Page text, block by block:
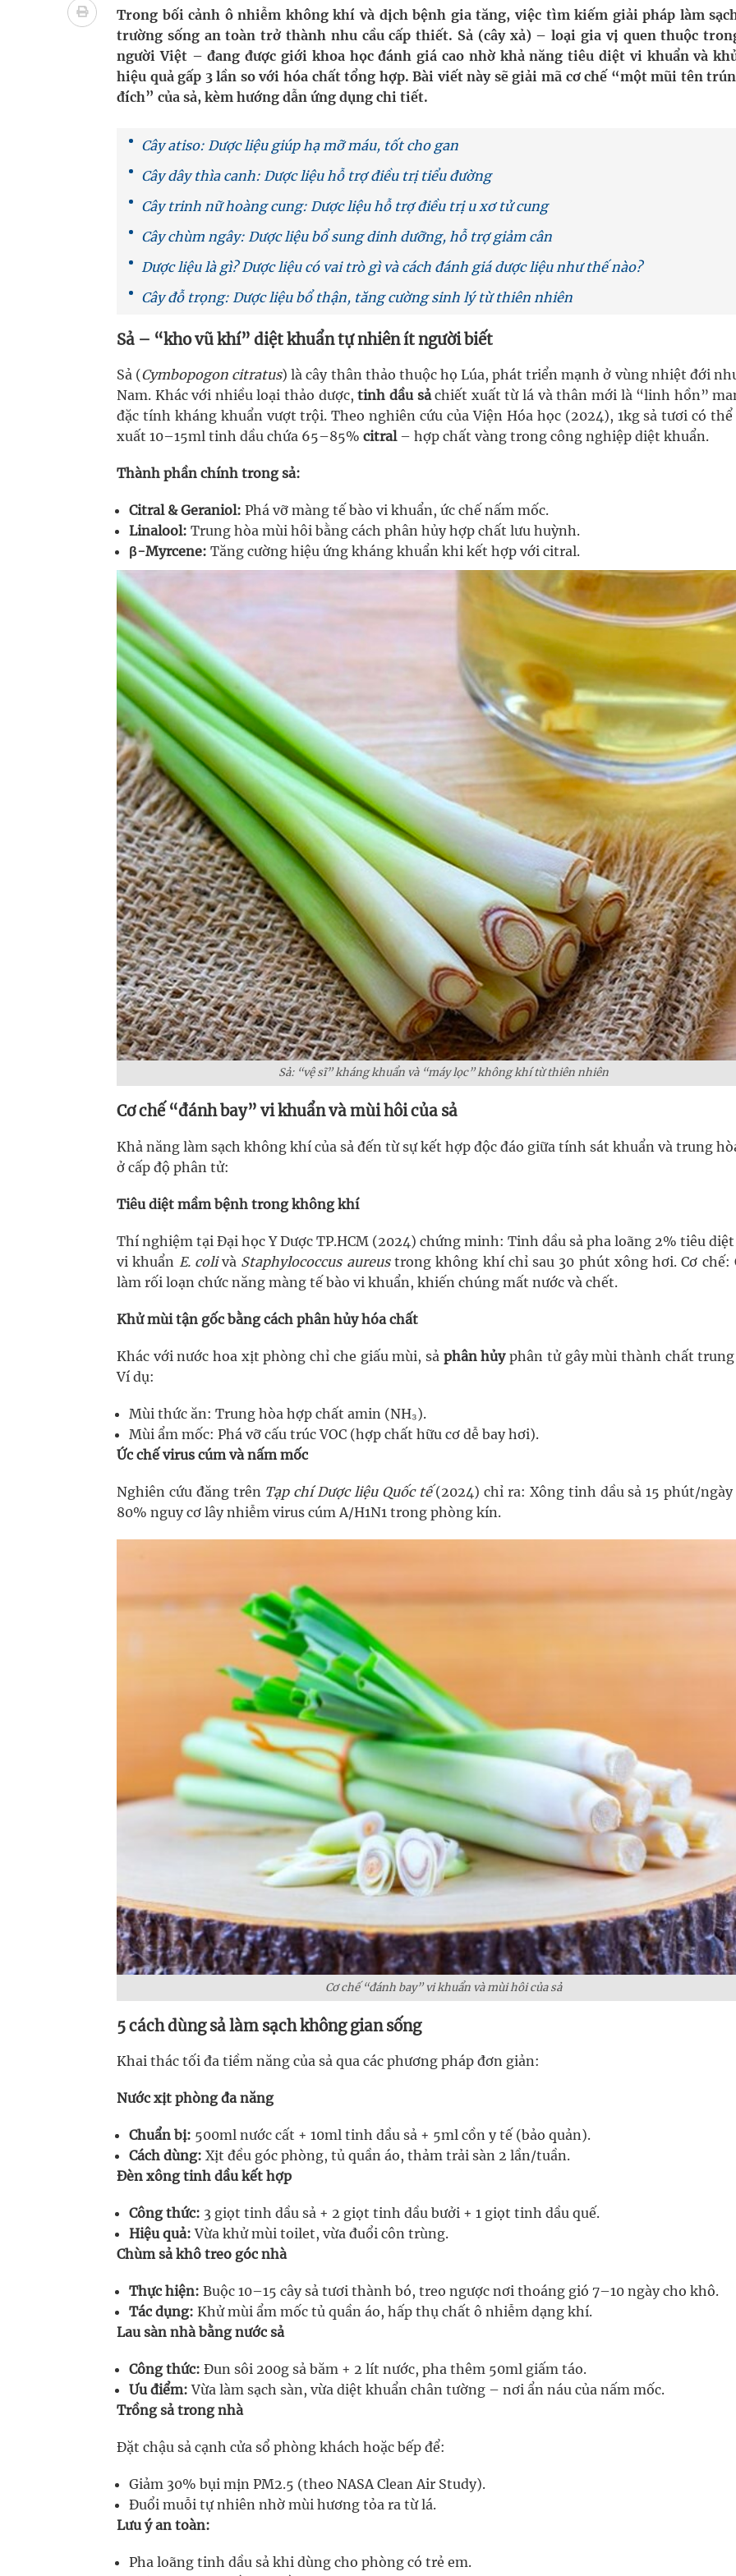
Tác Dụng Chống Kết Tập Tiểu Cầu Và Chống Đông Máu Của Các Loài Nhân Sâm (Panax Spp.): Tổng
Quan Bằng Chứng Dược Lý Và Cơ Chế Phân Tử
Xây dựng bản đồ mạng lưới cấp cứu ngoại viện toàn quốc
Đắk Lắk: Đẩy nhanh tiến độ khám sức khỏe định kỳ, khám sàng lọc cho người dân
Trong bối cảnh ô nhiễm không khí và dịch bệnh gia tăng, việc tìm kiếm giải pháp làm
trường sống an toàn trở thành nhu cầu cấp thiết. Sả (cây xả) – loại gia vị quen thuộc
người Việt – đang được giới khoa học đánh giá cao nhờ khả năng tiêu diệt vi khuẩn và
hiệu quả gấp 3 lần so với hóa chất tổng hợp. Bài viết này sẽ giải mã cơ chế “một mũi tên
đích” của sả, kèm hướng dẫn ứng dụng chi tiết.
Cây atiso: Dược liệu giúp hạ mỡ máu, tốt cho gan
Cây dây thìa canh: Dược liệu hỗ trợ điều trị tiểu đường
Cây trinh nữ hoàng cung: Dược liệu hỗ trợ điều trị u xơ tử cung
Cây chùm ngây: Dược liệu bổ sung dinh dưỡng, hỗ trợ giảm cân
Dược liệu là gì? Dược liệu có vai trò gì và cách đánh giá dược liệu như thế nào?
Cây đỗ trọng: Dược liệu bổ thận, tăng cường sinh lý từ thiên nhiên
Sả – “kho vũ khí” diệt khuẩn tự nhiên ít người biết
Sả (Cymbopogon citratus) là cây thân thảo thuộc họ Lúa, phát triển mạnh ở vùng nhiệt đới
Nam. Khác với nhiều loại thảo dược,tinh dầu sảchiết xuất từ lá và thân mới là “linh hồn”
đặc tính kháng khuẩn vượt trội. Theo nghiên cứu của Viện Hóa học (2024), 1kg sả tươi có
xuất 10–15ml tinh dầu chứa 65–85% citral– hợp chất vàng trong công nghiệp diệt khuẩn.
Thành phần chính trong sả:
Citral & Geraniol: Phá vỡ màng tế bào vi khuẩn, ức chế nấm mốc.
Linalool: Trung hòa mùi hôi bằng cách phân hủy hợp chất lưu huỳnh.
β-Myrcene: Tăng cường hiệu ứng kháng khuẩn khi kết hợp với citral.
Sả: “vệ sĩ” kháng khuẩn và “máy lọc” không khí từ thiên nhiên
Cơ chế “đánh bay” vi khuẩn và mùi hôi của sả
Khả năng làm sạch không khí của sả đến từ sự kết hợp độc đáo giữa tính sát khuẩn và trung
ở cấp độ phân tử:
Tiêu diệt mầm bệnh trong không khí
Thí nghiệm tại Đại học Y Dược TP.HCM (2024) chứng minh: Tinh dầu sả pha loãng 2% tiêu
vi khuẩn E. colivà Staphylococcus aureustrong không khí chỉ sau 30 phút xông hơi. Cơ chế:
làm rối loạn chức năng màng tế bào vi khuẩn, khiến chúng mất nước và chết.
Khử mùi tận gốc bằng cách phân hủy hóa chất
Khác với nước hoa xịt phòng chỉ che giấu mùi, sả phân hủyphân tử gây mùi thành chất
Ví dụ:
Mùi thức ăn: Trung hòa hợp chất amin (NH₃).
Mùi ẩm mốc: Phá vỡ cấu trúc VOC (hợp chất hữu cơ dễ bay hơi).
Ức chế virus cúm và nấm mốc
Nghiên cứu đăng trên Tạp chí Dược liệu Quốc tế(2024) chỉ ra: Xông tinh dầu sả 15 phút/ngày
80% nguy cơ lây nhiễm virus cúm A/H1N1 trong phòng kín.
Cơ chế “đánh bay” vi khuẩn và mùi hôi của sả
5 cách dùng sả làm sạch không gian sống
Khai thác tối đa tiềm năng của sả qua các phương pháp đơn giản:
Nước xịt phòng đa năng
Chuẩn bị: 500ml nước cất + 10ml tinh dầu sả + 5ml cồn y tế (bảo quản).
Cách dùng: Xịt đều góc phòng, tủ quần áo, thảm trải sàn 2 lần/tuần.
Đèn xông tinh dầu kết hợp
Công thức: 3 giọt tinh dầu sả + 2 giọt tinh dầu bưởi + 1 giọt tinh dầu quế.
Hiệu quả: Vừa khử mùi toilet, vừa đuổi côn trùng.
Chùm sả khô treo góc nhà
Thực hiện: Buộc 10–15 cây sả tươi thành bó, treo ngược nơi thoáng gió 7–10 ngày cho khô.
Tác dụng: Khử mùi ẩm mốc tủ quần áo, hấp thụ chất ô nhiễm dạng khí.
Lau sàn nhà bằng nước sả
Công thức: Đun sôi 200g sả băm + 2 lít nước, pha thêm 50ml giấm táo.
Ưu điểm: Vừa làm sạch sàn, vừa diệt khuẩn chân tường – nơi ẩn náu của nấm mốc.
Trồng sả trong nhà
Đặt chậu sả cạnh cửa sổ phòng khách hoặc bếp để:
Giảm 30% bụi mịn PM2.5 (theo NASA Clean Air Study).
Đuổi muỗi tự nhiên nhờ mùi hương tỏa ra từ lá.
Lưu ý an toàn:
Pha loãng tinh dầu sả khi dùng cho phòng có trẻ em.